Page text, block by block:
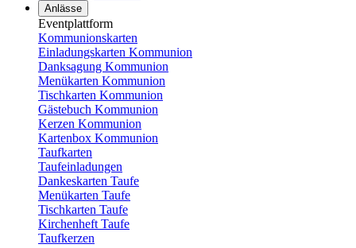
Anlässe
Eventplattform
Kommunionskarten
Einladungskarten Kommunion
Danksagung Kommunion
Menükarten Kommunion
Tischkarten Kommunion
Gästebuch Kommunion
Kerzen Kommunion
Kartenbox Kommunion
Taufkarten
Taufeinladungen
Dankeskarten Taufe
Menükarten Taufe
Tischkarten Taufe
Kirchenheft Taufe
Taufkerzen